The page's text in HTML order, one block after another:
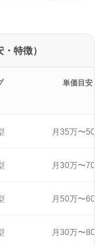
特徴）
単価目安
月35万〜50万
月30万〜70万
月50万〜60万
月30万〜80万